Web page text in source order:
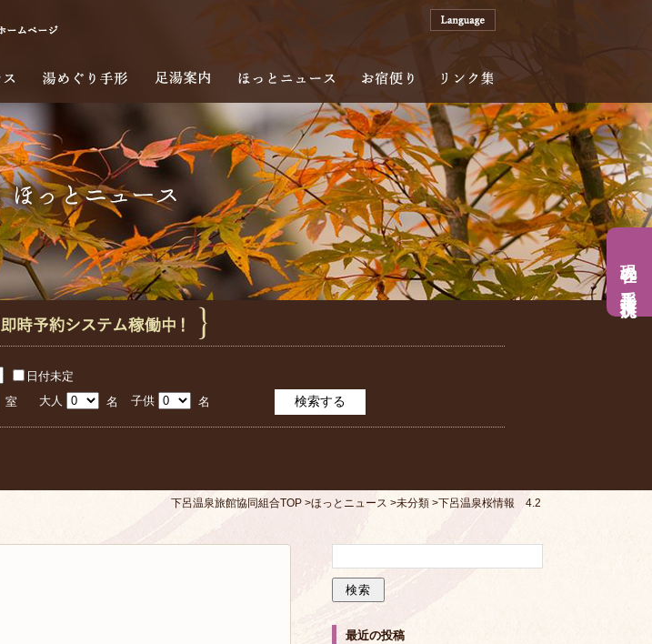
交通アクセス 湯めぐり手形 足湯案内 ほっとニュース お宿便り
現在の手形入浴状況
日付未定
室 大人 名 子供 名 検索する
下呂温泉旅館協同組合TOP ほっとニュース 未分類 下呂温泉桜情報 4.2
最近の投稿